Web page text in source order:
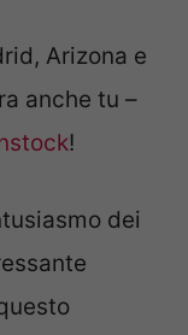
Arizona e
anche tu –
!
dei